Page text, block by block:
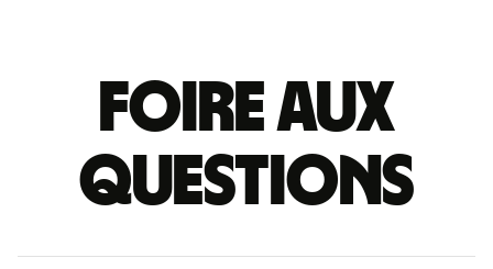
Foire aux
questions